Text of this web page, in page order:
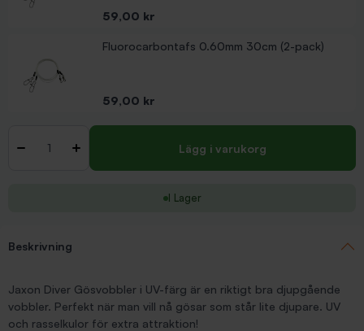
Pris
59,00 kr
Fluorocarbontafs 0.60mm 30cm (2-pack)
Pris
59,00 kr
- + Lägg i varukorg
I Lager
Beskrivning
Jaxon Diver Gösvobbler i UV-färg är en riktigt bra djupgående
vobbler. Perfekt när man vill nå gösar som står lite djupare. UV
och rasselkulor för extra attraktion!